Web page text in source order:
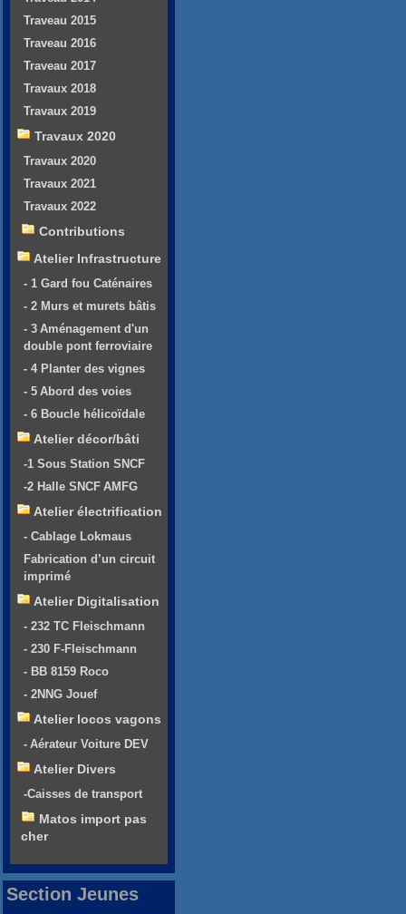
Traveau 2015
Traveau 2016
Traveau 2017
Travaux 2018
Travaux 2019
Travaux 2020
Travaux 2020
Travaux 2021
Travaux 2022
Contributions
Atelier Infrastructure
- 1 Gard fou Caténaires
- 2 Murs et murets bâtis
- 3 Aménagement d'un
double pont ferroviaire
- 4 Planter des vignes
- 5 Abord des voies
- 6 Boucle hélicoïdale
Atelier décor/bâti
-1 Sous Station SNCF
-2 Halle SNCF AMFG
Atelier électrification
- Cablage Lokmaus
Fabrication d’un circuit
imprimé
Atelier Digitalisation
- 232 TC Fleischmann
- 230 F-Fleischmann
- BB 8159 Roco
- 2NNG Jouef
Atelier locos vagons
- Aérateur Voiture DEV
Atelier Divers
-Caisses de transport
Matos import pas
cher
Section Jeunes